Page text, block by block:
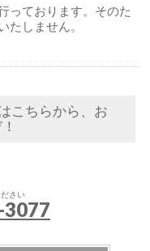
っております。そのた
たしません。
こちらから、お
さい